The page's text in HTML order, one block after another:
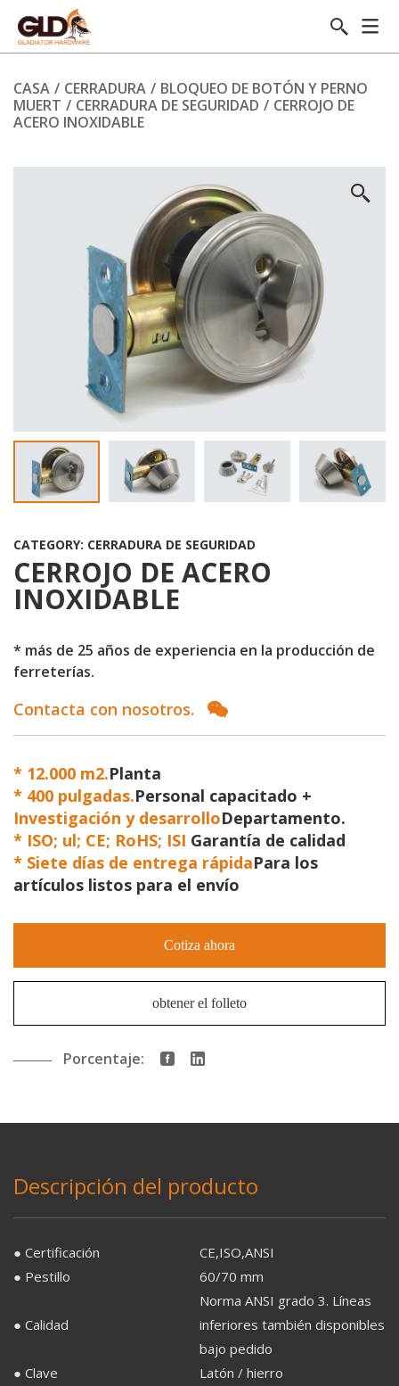
CASA / CERRADURA / BLOQUEO DE BOTÓN Y PERNO
MUERT / CERRADURA DE SEGURIDAD / CERROJO DE
ACERO INOXIDABLE
CATEGORY: CERRADURA DE SEGURIDAD
CERROJO DE ACERO
INOXIDABLE
* más de 25 años de experiencia en la producción de
ferreterías.
Contacta con nosotros.
* 12.000 m2.Planta
* 400 pulgadas.Personal capacitado +
Investigación y desarrolloDepartamento.
* ISO; ul; CE; RoHS; ISI Garantía de calidad
* Siete días de entrega rápidaPara los
artículos listos para el envío
Cotiza ahora
obtener el folleto
Porcentaje:
Descripción del producto
● Certificación
CE,ISO,ANSI
● Pestillo
60/70 mm
● Calidad
Norma ANSI grado 3. Líneas
inferiores también disponibles
bajo pedido
● Clave
Latón / hierro